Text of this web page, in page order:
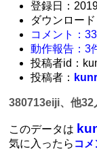
登録日：
ダウンロー
コメント：
動作報告：3
投稿者id：
投稿者：
380713eiji、他32
このデータは
気に入ったら コメ